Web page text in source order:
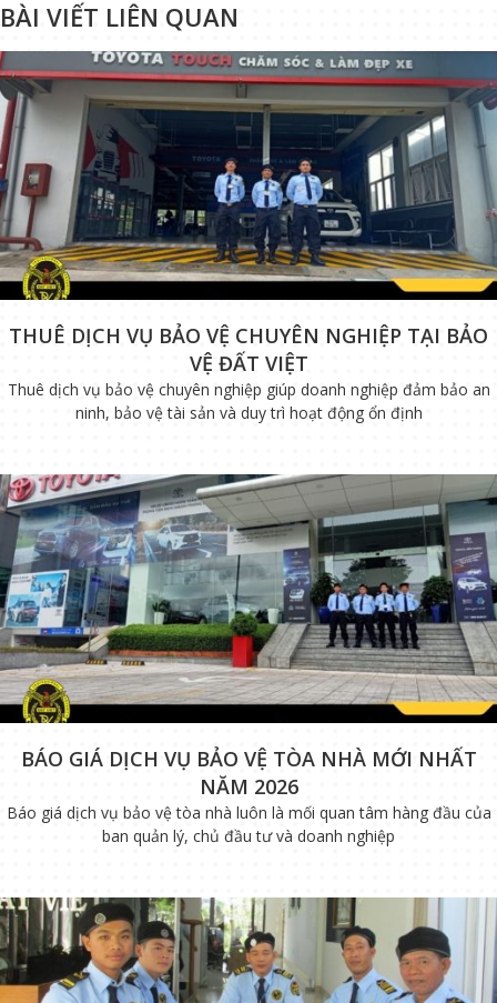
BÀI VIẾT LIÊN QUAN
THUÊ DỊCH VỤ BẢO VỆ CHUYÊN NGHIỆP TẠI BẢO
VỆ ĐẤT VIỆT
Thuê dịch vụ bảo vệ chuyên nghiệp giúp doanh nghiệp đảm bảo an
ninh, bảo vệ tài sản và duy trì hoạt động ổn định
BÁO GIÁ DỊCH VỤ BẢO VỆ TÒA NHÀ MỚI NHẤT
NĂM 2026
Báo giá dịch vụ bảo vệ tòa nhà luôn là mối quan tâm hàng đầu của
ban quản lý, chủ đầu tư và doanh nghiệp